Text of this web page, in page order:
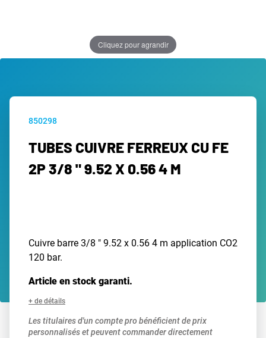
Cliquez pour agrandir
850298
TUBES CUIVRE FERREUX CU FE
2P 3/8 " 9.52 X 0.56 4 M
Cuivre barre 3/8 " 9.52 x 0.56 4 m application CO2
120 bar.
Article en stock garanti.
+ de détails
Les titulaires d'un compte pro bénéficient de prix
personnalisés et peuvent commander directement